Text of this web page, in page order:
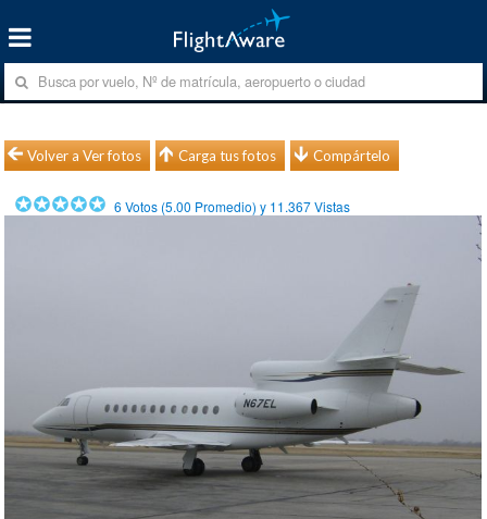
Volver a Ver fotos Carga tus fotos Compártelo
6 Votos (5.00 Promedio) y 11.367Vistas